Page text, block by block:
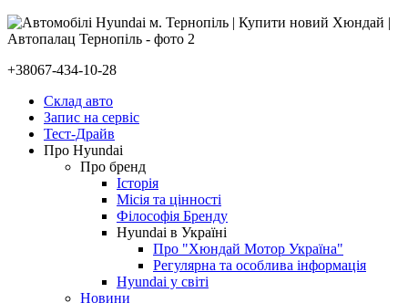
+38067-434-10-28
Склад авто
Запис на сервіс
Тест-Драйв
Про Hyundai
Про бренд
Історія
Місія та цінності
Філософія Бренду
Hyundai в Україні
Про "Хюндай Мотор Україна"
Регулярна та особлива інформація
Hyundai у світі
Новини